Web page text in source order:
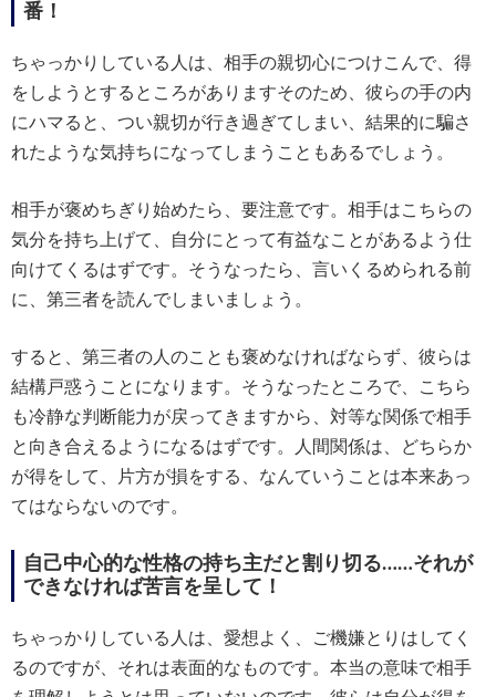
番！
ちゃっかりしている人は、相手の親切心につけこんで、得
をしようとするところがありますそのため、彼らの手の内
にハマると、つい親切が行き過ぎてしまい、結果的に騙さ
れたような気持ちになってしまうこともあるでしょう。
相手が褒めちぎり始めたら、要注意です。相手はこちらの
気分を持ち上げて、自分にとって有益なことがあるよう仕
向けてくるはずです。そうなったら、言いくるめられる前
に、第三者を読んでしまいましょう。
すると、第三者の人のことも褒めなければならず、彼らは
結構戸惑うことになります。そうなったところで、こちら
も冷静な判断能力が戻ってきますから、対等な関係で相手
と向き合えるようになるはずです。人間関係は、どちらか
が得をして、片方が損をする、なんていうことは本来あっ
てはならないのです。
自己中心的な性格の持ち主だと割り切る……それが
できなければ苦言を呈して！
ちゃっかりしている人は、愛想よく、ご機嫌とりはしてく
るのですが、それは表面的なものです。本当の意味で相手